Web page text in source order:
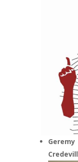
Geremy